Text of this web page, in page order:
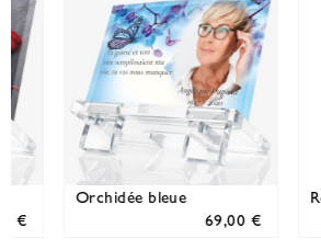
Rose de lumière
69,00 €
Un